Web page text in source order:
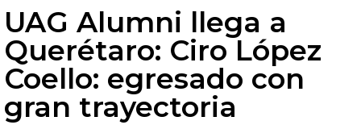
UAG Alumni llega a
Querétaro: Ciro López
Coello: egresado con
gran trayectoria